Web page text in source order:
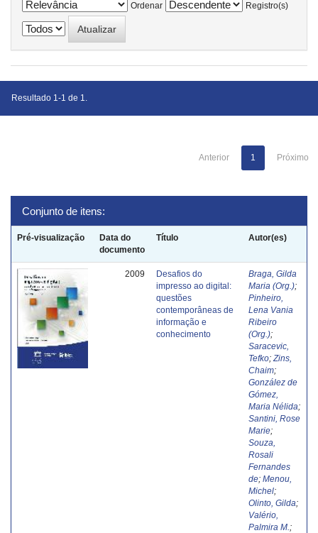
Ordenar
Registro(s)
Resultado 1-1 de 1.
Anterior 1 Próximo
Conjunto de itens:
Pré-visualização
Data do
documento
Título Autor(es)
2009
Desafios do
impresso ao digital:
questões
contemporâneas de
informação e
conhecimento
Braga, Gilda
Maria (Org.);
Pinheiro,
Lena Vania
Ribeiro
(Org.);
Saracevic,
Tefko; Zins,
Chaim;
González de
Gómez,
Maria Nélida;
Santini, Rose
Marie;
Souza,
Rosali
Fernandes
de; Menou,
Michel;
Olinto, Gilda;
Valério,
Palmira M. ;